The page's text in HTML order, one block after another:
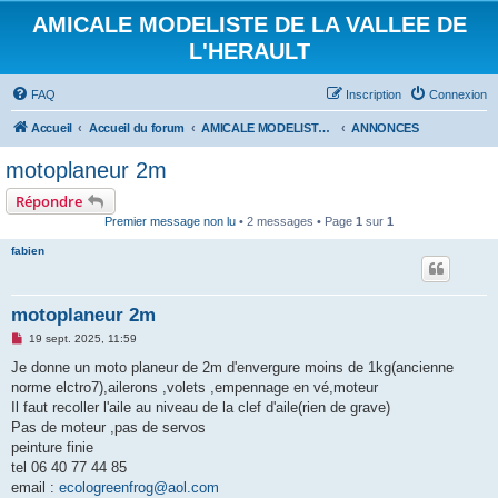
AMICALE MODELISTE DE LA VALLEE DE
L'HERAULT
FAQ Connexion
Inscription
Accueil Accueil du forum AMICALE MODELISTE DE LA VALLEE DE L'HERAULT ANNONCES
motoplaneur 2m
Répondre
Premier message non lu • 2 messages • Page 1 sur 1
fabien
motoplaneur 2m
M
s
a
g
n
o
l
u
19 sept. 2025, 11:59
Je donne un moto planeur de 2m d'envergure moins de 1kg(ancienne
norme elctro7),ailerons ,volets ,empennage en vé,moteur
Il faut recoller l'aile au niveau de la clef d'aile(rien de grave)
Pas de moteur ,pas de servos
peinture finie
tel 06 40 77 44 85
email : ecologreenfrog@aol.com